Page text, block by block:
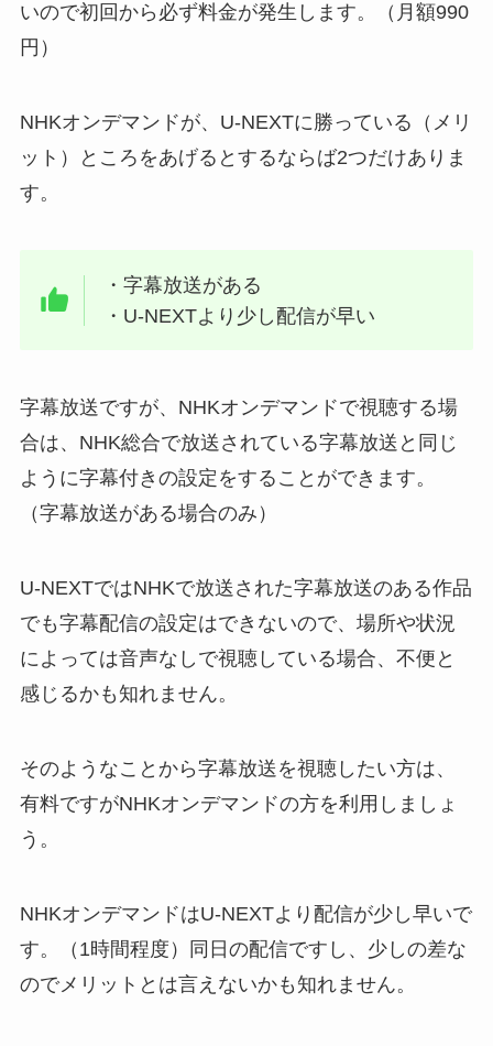
いので初回から必ず料金が発生します。（月額990
円）
NHKオンデマンドが、U-NEXTに勝っている（メリ
ット）ところをあげるとするならば2つだけありま
す。
・字幕放送がある
・U-NEXTより少し配信が早い
字幕放送ですが、NHKオンデマンドで視聴する場
合は、NHK総合で放送されている字幕放送と同じ
ように字幕付きの設定をすることができます。
（字幕放送がある場合のみ）
U-NEXTではNHKで放送された字幕放送のある作品
でも字幕配信の設定はできないので、場所や状況
によっては音声なしで視聴している場合、不便と
感じるかも知れません。
そのようなことから字幕放送を視聴したい方は、
有料ですがNHKオンデマンドの方を利用しましょ
う。
NHKオンデマンドはU-NEXTより配信が少し早いで
す。（1時間程度）同日の配信ですし、少しの差な
のでメリットとは言えないかも知れません。